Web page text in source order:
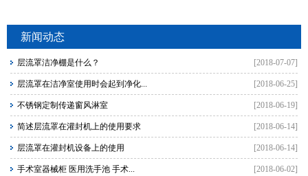
新闻动态
[2018-07-07]
层流罩洁净棚是什么？
[2018-06-25]
层流罩在洁净室使用时会起到净化...
[2018-06-19]
不锈钢定制传递窗风淋室
[2018-06-14]
简述层流罩在灌封机上的使用要求
[2018-06-14]
层流罩在灌封机设备上的使用
[2018-06-02]
手术室器械柜 医用洗手池 手术...